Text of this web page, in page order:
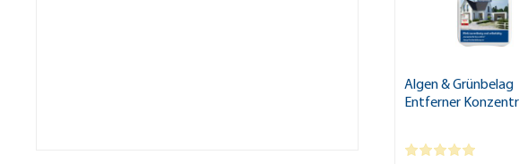
Algen & Grünbelag
Entferner